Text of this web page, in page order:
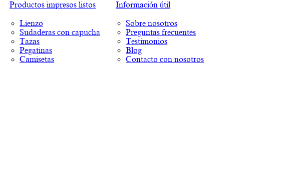
Productos impresos listos
Lienzo
Sudaderas con capucha
Tazas
Pegatinas
Camisetas
Información útil
Sobre nosotros
Preguntas frecuentes
Testimonios
Blog
Contacto con nosotros